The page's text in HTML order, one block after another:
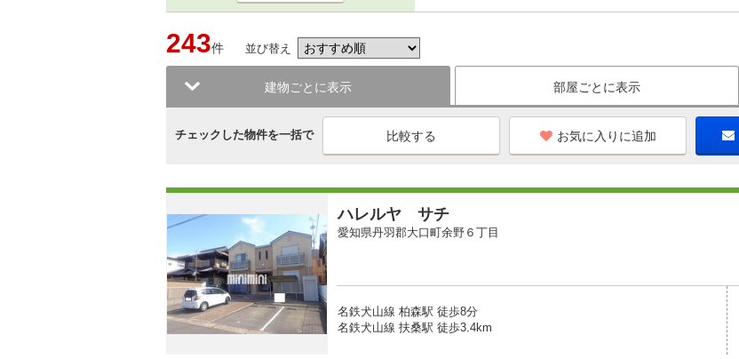
243件 並び替え
建物ごとに表示 部屋ごとに表示
チェックした物件を一括で お気に入りに追加
ハレルヤ サチ
愛知県丹羽郡大口町余野６丁目
名鉄犬山線 柏森駅 徒歩8分
名鉄犬山線 扶桑駅 徒歩3.4km